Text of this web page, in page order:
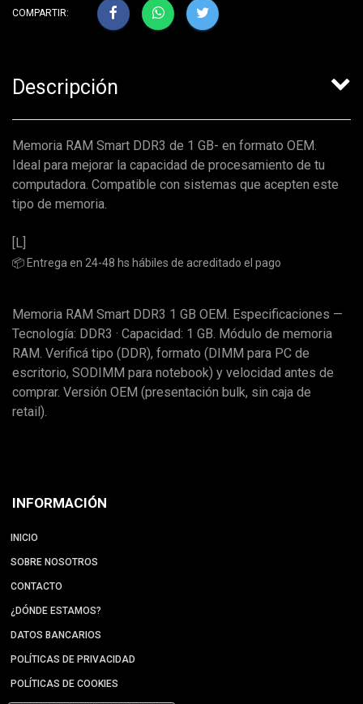
COMPARTIR:
Descripción
Memoria RAM Smart DDR3 de 1 GB- en formato OEM.
Ideal para mejorar la capacidad de procesamiento de tu
computadora. Compatible con sistemas que acepten este
tipo de memoria.
[L]
📦 Entrega en 24-48 hs hábiles de acreditado el pago
Memoria RAM Smart DDR3 1 GB OEM. Especificaciones —
Tecnología: DDR3 · Capacidad: 1 GB. Módulo de memoria
RAM. Verificá tipo (DDR), formato (DIMM para PC de
escritorio, SODIMM para notebook) y velocidad antes de
comprar. Versión OEM (presentación bulk, sin caja de
retail).
INFORMACIÓN
INICIO
SOBRE NOSOTROS
CONTACTO
¿DÓNDE ESTAMOS?
DATOS BANCARIOS
POLÍTICAS DE PRIVACIDAD
POLÍTICAS DE COOKIES